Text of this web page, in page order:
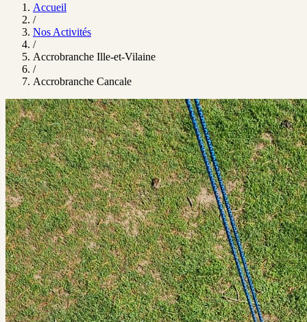
Accueil
/
Nos Activités
/
Accrobranche Ille-et-Vilaine
/
Accrobranche Cancale